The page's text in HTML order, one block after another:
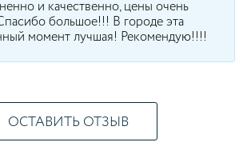
и качественно, цены очень
большое!!! В городе эта
момент лучшая! Рекомендую!!!!
ОСТАВИТЬ ОТЗЫВ